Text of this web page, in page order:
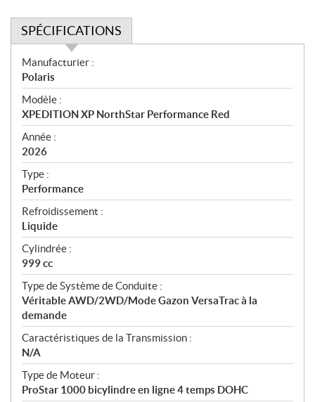
SPÉCIFICATIONS
S
p
é
c
i
f
i
c
a
t
i
o
n
s
Manufacturier :
Polaris
Modèle :
XPEDITION XP NorthStar Performance Red
Année :
2026
Type :
Performance
Refroidissement :
Liquide
Cylindrée :
999 cc
Type de Système de Conduite :
Véritable AWD/2WD/Mode Gazon VersaTrac à la
demande
Caractéristiques de la Transmission :
N/A
Type de Moteur :
ProStar 1000 bicylindre en ligne 4 temps DOHC